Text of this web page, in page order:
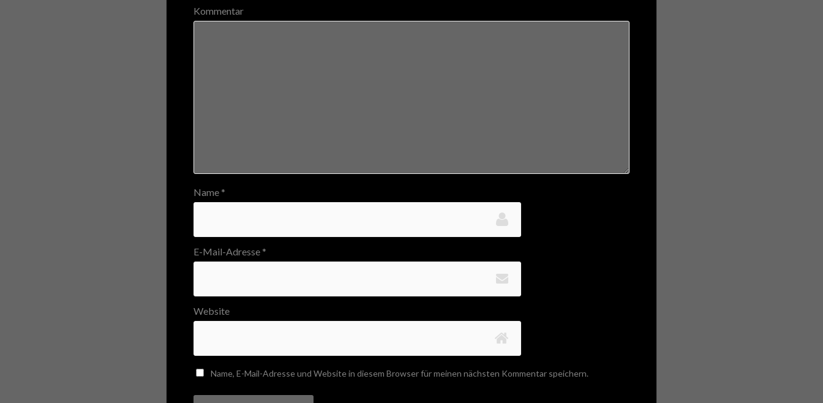
Kommentar
Name *
E-Mail-Adresse *
Website
Name, E-Mail-Adresse und Website in diesem Browser für meinen nächsten Kommentar speichern.